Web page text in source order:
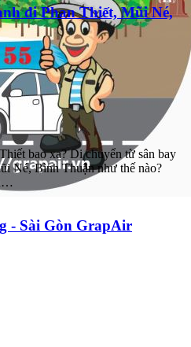
đi Phan Thiết, Mũi Né,
bao xa? Di chuyển từ sân bay
Né, Bình Thuận như thế nào?
- Sài Gòn GrapAir